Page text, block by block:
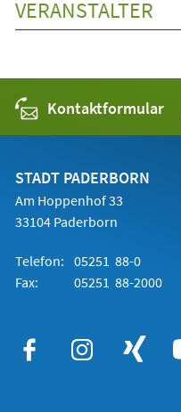
VERANSTALTER
Kontaktformular
STADT PADERBORN
Am Hoppenhof 33
33104 Paderborn
Telefon: 05251 88-0
Fax:
05251 88-2000